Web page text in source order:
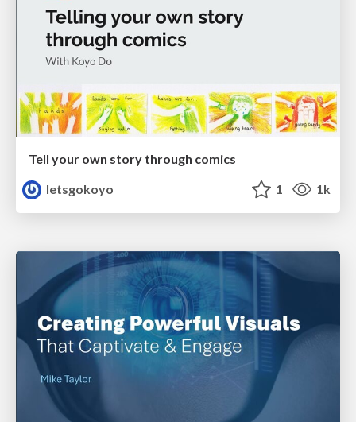
Tell your own story through comics
letsgokoyo
1 1k